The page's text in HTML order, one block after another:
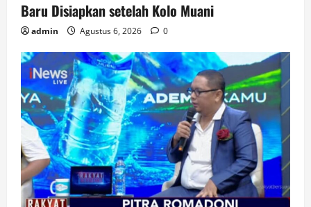
Baru Disiapkan setelah Kolo Muani
admin Agustus 6, 2026 0